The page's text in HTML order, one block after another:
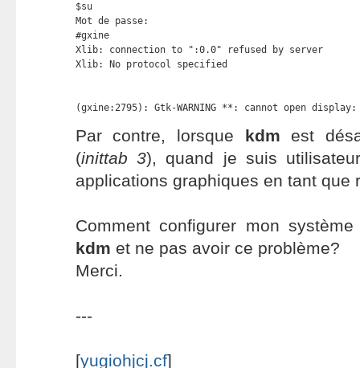
$su
Mot de passe:
#gxine
Xlib: connection to ":0.0" refused by server
Xlib: No protocol specified
(gxine:2795): Gtk-WARNING **: cannot open display:
Par contre, lorsque kdm est
(inittab 3), quand je suis
applications graphiques en tant que
Comment configurer mon
kdm et ne pas avoir ce problème?
Merci.
---
[yugiohjcj.cf]